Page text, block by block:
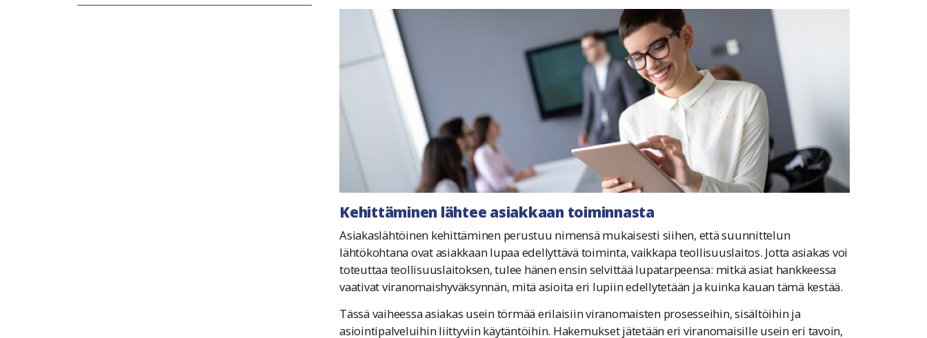
Kehittäminen lähtee asiakkaan toiminnasta
Asiakaslähtöinen kehittäminen perustuu nimensä mukaisesti siihen, että suunnittelun
lähtökohtana ovat asiakkaan lupaa edellyttävä toiminta, vaikkapa teollisuuslaitos. Jotta asiakas voi
toteuttaa teollisuuslaitoksen, tulee hänen ensin selvittää lupatarpeensa: mitkä asiat hankkeessa
vaativat viranomaishyväksynnän, mitä asioita eri lupiin edellytetään ja kuinka kauan tämä kestää.
Tässä vaiheessa asiakas usein törmää erilaisiin viranomaisten prosesseihin, sisältöihin ja
asiointipalveluihin liittyviin käytäntöihin. Hakemukset jätetään eri viranomaisille usein eri tavoin,